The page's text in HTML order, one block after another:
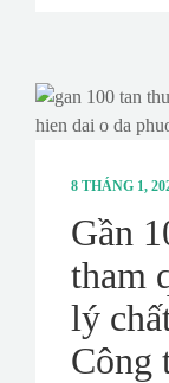
8 THÁNG 1,
Gần
tham
lý
Công